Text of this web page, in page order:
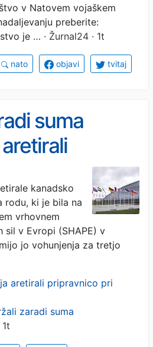
v Natovem vojaškem
preberite:
je … · Žurnal24 · 1t
nato objavi tvitaj
suma
Natu
kanadsko
rodu, ki je bila na
vrhovnem
sil v Evropi (SHAPE) v
jo vohunjenja za tretjo
aretirali pripravnico pri
zaradi suma
1t